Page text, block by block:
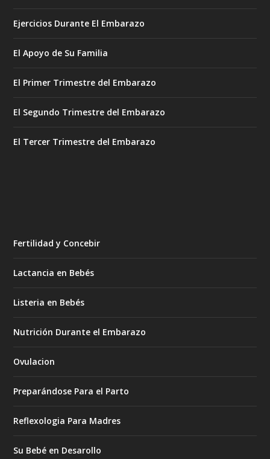
Ejercicios Durante El Embarazo
El Apoyo de Su Familia
El Primer Trimestre del Embarazo
El Segundo Trimestre del Embarazo
El Tercer Trimestre del Embarazo
Fertilidad y Concebir
Lactancia en Bebés
Listeria en Bebés
Nutrición Durante el Embarazo
Ovulacion
Preparándose Para el Parto
Reflexologia Para Madres
Su Bebé en Desarollo